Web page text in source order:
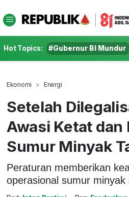
Hot Topics: #Gubernur BI Mundur
Ekonomi Energi
Setelah
Awasi Ketat dan
Sumur Minyak
Peraturan memberikan
operasional sumur minyak